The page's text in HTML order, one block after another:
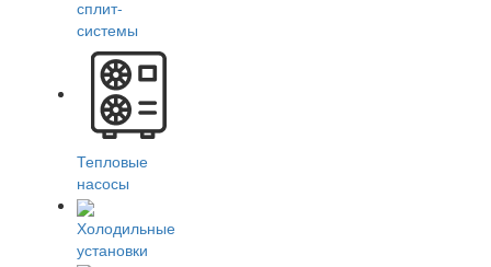
сплит-
системы
Тепловые
насосы
Холодильные
установки